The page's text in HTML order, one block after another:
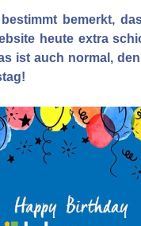
bemerkt,
heute extra
ist auch normal,